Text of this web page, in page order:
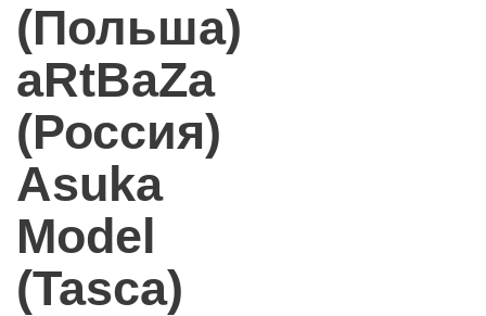
(Польша)
aRtBaZa
(Россия)
Asuka
Model
(Tasca)